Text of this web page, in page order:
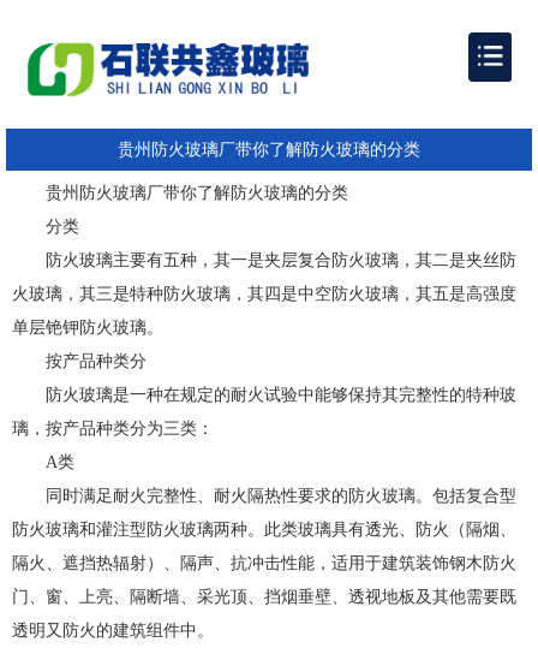
贵州防火玻璃厂带你了解防火玻璃的分类
贵州防火玻璃厂带你了解防火玻璃的分类
分类
防火玻璃主要有五种，其一是夹层复合防火玻璃，其二是夹丝防
火玻璃，其三是特种防火玻璃，其四是中空防火玻璃，其五是高强度
单层铯钾防火玻璃。
按产品种类分
防火玻璃是一种在规定的耐火试验中能够保持其完整性的特种玻
璃，按产品种类分为三类：
A类
同时满足耐火完整性、耐火隔热性要求的防火玻璃。包括复合型
防火玻璃和灌注型防火玻璃两种。此类玻璃具有透光、防火（隔烟、
隔火、遮挡热辐射）、隔声、抗冲击性能，适用于建筑装饰钢木防火
门、窗、上亮、隔断墙、采光顶、挡烟垂壁、透视地板及其他需要既
透明又防火的建筑组件中。